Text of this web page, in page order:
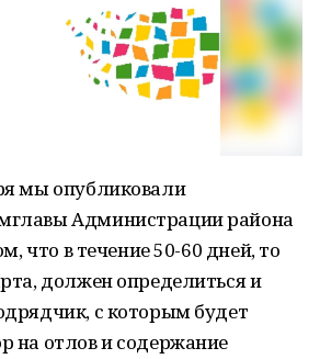
мы опубликовали
Администрации района
что в течение 50-60 дней, то
должен определиться и
с которым будет
на отлов и содержание